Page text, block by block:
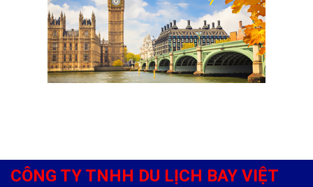
CÔNG TY TNHH DU LỊCH BAY VIỆT